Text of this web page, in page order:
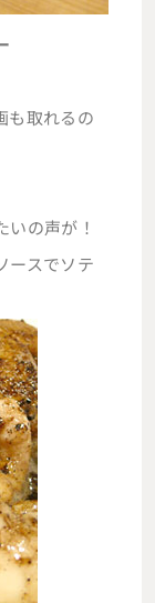
も取れるの
の声が！
ースでソテ